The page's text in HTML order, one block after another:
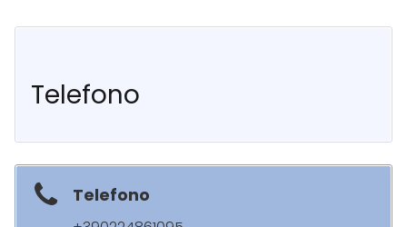
Telefono
Telefono